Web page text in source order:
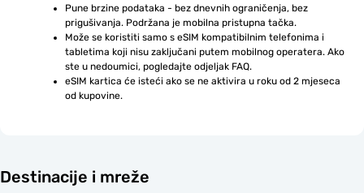
Pune brzine podataka - bez dnevnih ograničenja, bez
prigušivanja. Podržana je mobilna pristupna tačka.
Može se koristiti samo s eSIM kompatibilnim telefonima i
tabletima koji nisu zaključani putem mobilnog operatera. Ako
ste u nedoumici, pogledajte odjeljak FAQ.
eSIM kartica će isteći ako se ne aktivira u roku od 2 mjeseca
od kupovine.
Destinacije i mreže